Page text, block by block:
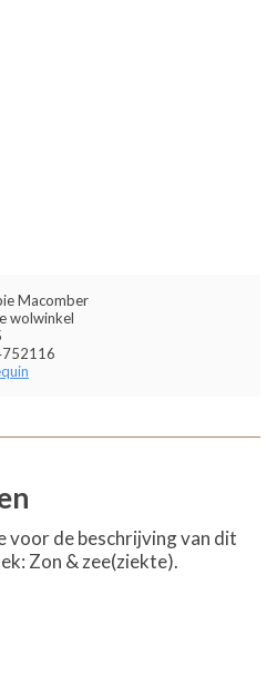
Macomber
wolwinkel
voor de beschrijving van dit
Zon & zee(ziekte).